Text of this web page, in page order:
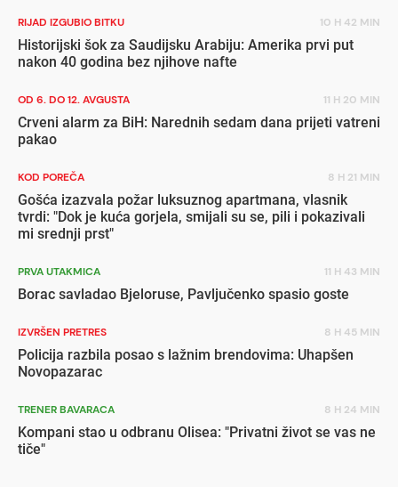
RIJAD IZGUBIO BITKU 10 H 42 MIN
Historijski šok za Saudijsku Arabiju: Amerika prvi put
nakon 40 godina bez njihove nafte
OD 6. DO 12. AVGUSTA 11 H 20 MIN
Crveni alarm za BiH: Narednih sedam dana prijeti vatreni
pakao
KOD POREČA 8 H 21 MIN
Gošća izazvala požar luksuznog apartmana, vlasnik
tvrdi: "Dok je kuća gorjela, smijali su se, pili i pokazivali
mi srednji prst"
PRVA UTAKMICA 11 H 43 MIN
Borac savladao Bjeloruse, Pavljučenko spasio goste
IZVRŠEN PRETRES 8 H 45 MIN
Policija razbila posao s lažnim brendovima: Uhapšen
Novopazarac
TRENER BAVARACA 8 H 24 MIN
Kompani stao u odbranu Olisea: "Privatni život se vas ne
tiče"